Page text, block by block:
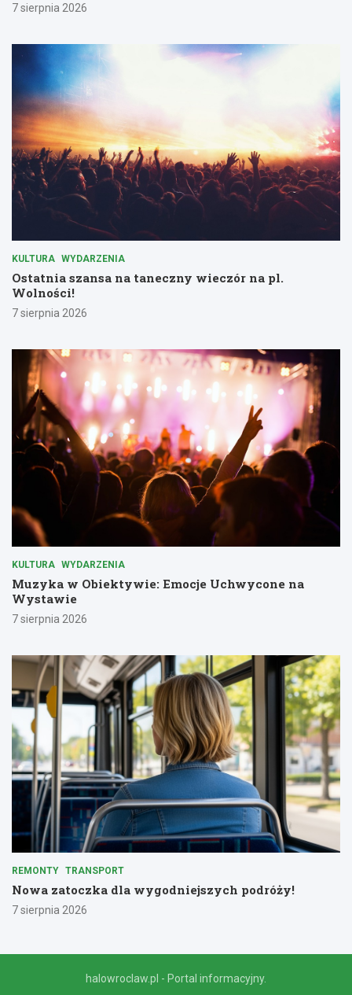
7 sierpnia 2026
KULTURA WYDARZENIA
Ostatnia szansa na taneczny wieczór na pl.
Wolności!
7 sierpnia 2026
KULTURA WYDARZENIA
Muzyka w Obiektywie: Emocje Uchwycone na
Wystawie
7 sierpnia 2026
REMONTY TRANSPORT
Nowa zatoczka dla wygodniejszych podróży!
7 sierpnia 2026
halowroclaw.pl - Portal informacyjny.